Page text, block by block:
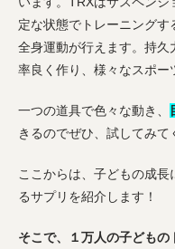
定な状態でトレーニング
全身運動が行えます。持久
率良く作り、様々なスポー
一つの道具で色々な動き、
きるのでぜひ、試してみて
ここからは、子どもの成
るサプリを紹介します！
そこで、１万人の子ども